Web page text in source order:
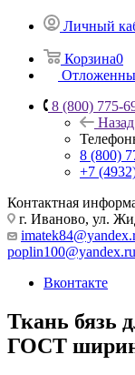
Личный
Корзина0
8 (800) 775-
Назад
8 (800)
+7
Контактная
г. Иваново, ул.
poplin100@yandex.ru
Вконтакте
Ткань бязь
ГОСТ